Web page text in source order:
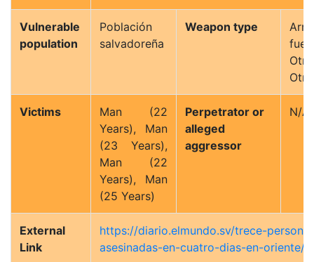
Vulnerable
population
Población
salvadoreña
Weapon type
Victims
Man (22
Years), Man
(23 Years),
Man (22
Years), Man
(25 Years)
Perpetrator or
alleged
aggressor
N/A
External
Link
https://diario.elmundo.sv/trece-
asesinadas-en-cuatro-dias-en-oriente/